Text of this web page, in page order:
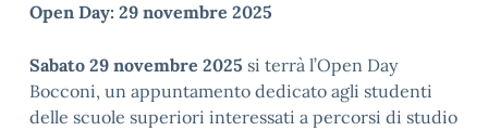
Open Day: 29 novembre 2025
Sabato 29 novembre 2025 si terrà l’Open Day
Bocconi, un appuntamento dedicato agli studenti
delle scuole superiori interessati a percorsi di studio